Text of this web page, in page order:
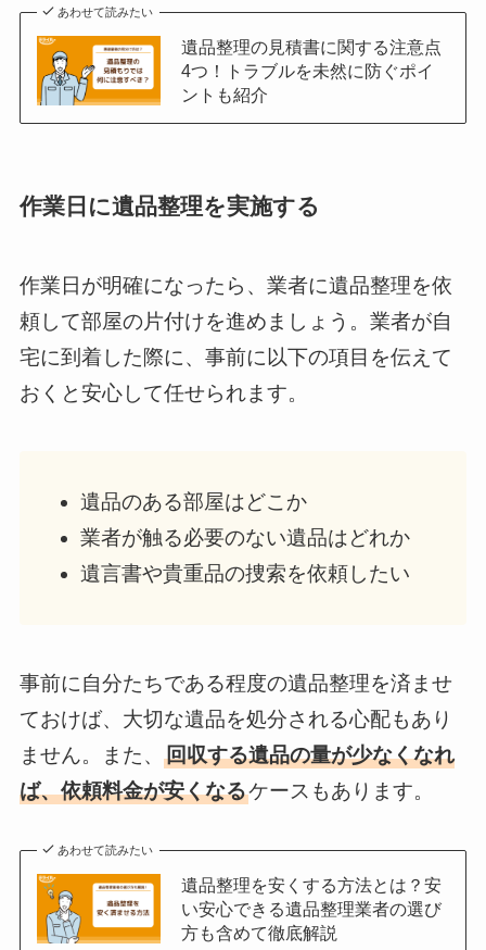
あわせて読みたい
遺品整理の見積書に関する注意点
4つ！トラブルを未然に防ぐポイ
ントも紹介
作業日に遺品整理を実施する
作業日が明確になったら、業者に遺品整理を依
頼して部屋の片付けを進めましょう。業者が自
宅に到着した際に、事前に以下の項目を伝えて
おくと安心して任せられます。
遺品のある部屋はどこか
業者が触る必要のない遺品はどれか
遺言書や貴重品の捜索を依頼したい
事前に自分たちである程度の遺品整理を済ませ
ておけば、大切な遺品を処分される心配もあり
ません。また、 回収する遺品の量が少なくなれ
ば、依頼料金が安くなるケースもあります。
あわせて読みたい
遺品整理を安くする方法とは？安
い安心できる遺品整理業者の選び
方も含めて徹底解説